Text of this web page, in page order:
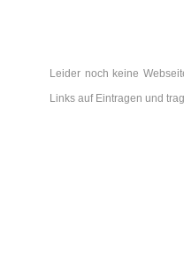
Leider noch keine
Links auf Eintragen und